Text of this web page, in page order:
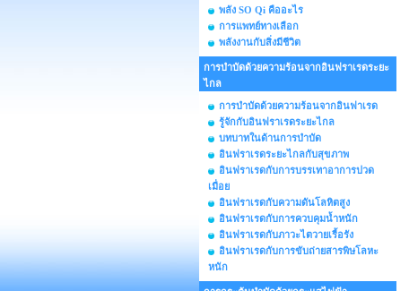
พลัง SO Qi คืออะไร
การแพทย์ทางเลือก
พลังงานกับสิ่งมีชีวิต
การบำบัดด้วยความร้อนจากอินฟราเรดระยะ
ไกล
การบำบัดด้วยความร้อนจากอินฟาเรด
รู้จักกับอินฟราเรดระยะไกล
บทบาทในด้านการบำบัด
อินฟราเรดระยะไกลกับสุขภาพ
อินฟราเรดกับการบรรเทาอาการปวด
เมื่อย
อินฟราเรดกับความดันโลหิตสูง
อินฟราเรดกับการควบคุมน้ำหนัก
อินฟราเรดกับภาวะไตวายเรื้อรัง
อินฟราเรดกับการขับถ่ายสารพิษโลหะ
หนัก